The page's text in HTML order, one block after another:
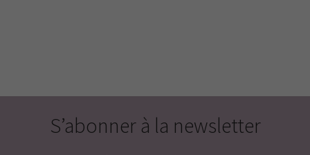
S’abonner à la newsletter